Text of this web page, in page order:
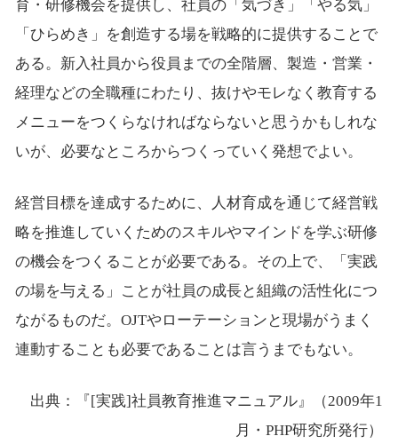
育・研修機会を提供し、社員の「気づき」「やる気」
「ひらめき」を創造する場を戦略的に提供することで
ある。新入社員から役員までの全階層、製造・営業・
経理などの全職種にわたり、抜けやモレなく教育する
メニューをつくらなければならないと思うかもしれな
いが、必要なところからつくっていく発想でよい。
経営目標を達成するために、人材育成を通じて経営戦
略を推進していくためのスキルやマインドを学ぶ研修
の機会をつくることが必要である。その上で、「実践
の場を与える」ことが社員の成長と組織の活性化につ
ながるものだ。OJTやローテーションと現場がうまく
連動することも必要であることは言うまでもない。
出典：『[実践]社員教育推進マニュアル』（2009年1
月・PHP研究所発行）